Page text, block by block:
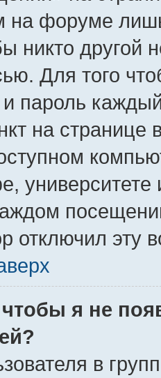
на форуме
никто другой
Для того
и пароль
на
университете
отключил эту
чтобы я не
в